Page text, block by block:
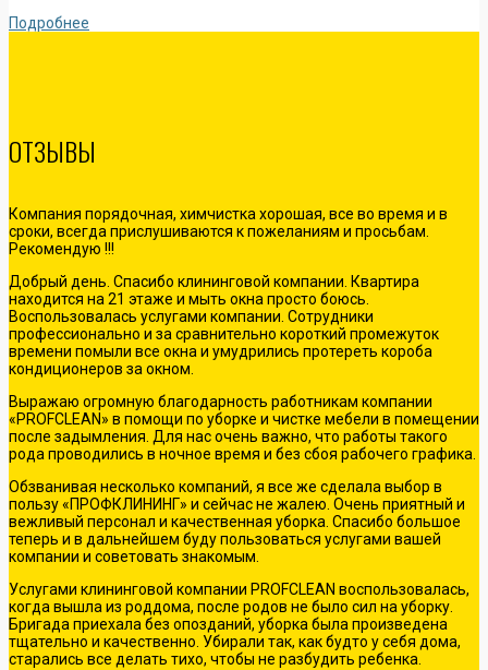
Подробнее
ОТЗЫВЫ
Компания порядочная, химчистка хорошая, все во время и в
сроки, всегда прислушиваются к пожеланиям и просьбам.
Рекомендую !!!
Добрый день. Спасибо клининговой компании. Квартира
находится на 21 этаже и мыть окна просто боюсь.
Воспользовалась услугами компании. Сотрудники
профессионально и за сравнительно короткий промежуток
времени помыли все окна и умудрились протереть короба
кондиционеров за окном.
Выражаю огромную благодарность работникам компании
«PROFCLEAN» в помощи по уборке и чистке мебели в помещении
после задымления. Для нас очень важно, что работы такого
рода проводились в ночное время и без сбоя рабочего графика.
Обзванивая несколько компаний, я все же сделала выбор в
пользу «ПРОФКЛИНИНГ» и сейчас не жалею. Очень приятный и
вежливый персонал и качественная уборка. Спасибо большое
теперь и в дальнейшем буду пользоваться услугами вашей
компании и советовать знакомым.
Услугами клининговой компании PROFCLEAN воспользовалась,
когда вышла из роддома, после родов не было сил на уборку.
Бригада приехала без опозданий, уборка была произведена
тщательно и качественно. Убирали так, как будто у себя дома,
старались все делать тихо, чтобы не разбудить ребенка.